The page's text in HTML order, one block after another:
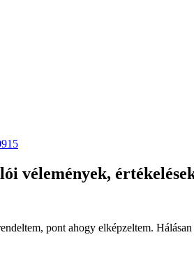
vélemények,
pont ahogy elképzeltem.